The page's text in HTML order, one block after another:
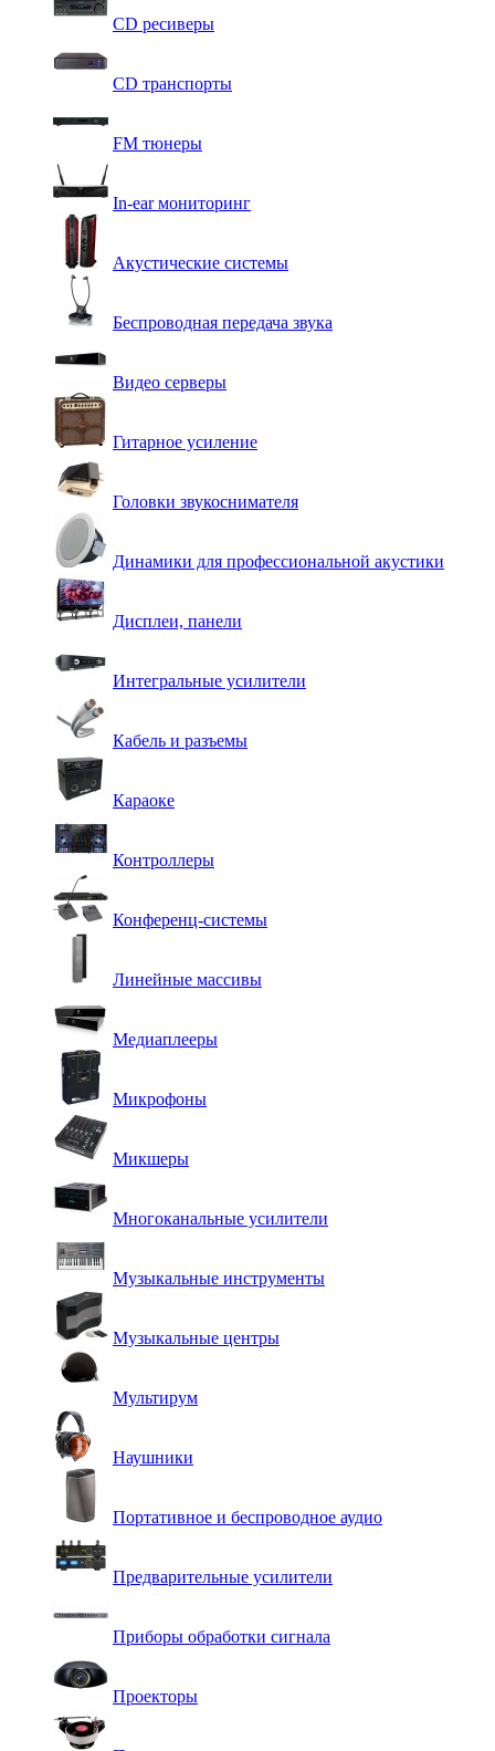
CD ресиверы
CD транспорты
FM тюнеры
In-ear мониторинг
Акустические системы
Беспроводная передача звука
Видео серверы
Гитарное усиление
Головки звукоснимателя
Динамики для профессиональной акустики
Дисплеи, панели
Интегральные усилители
Кабель и разъемы
Караоке
Контроллеры
Конференц-системы
Линейные массивы
Медиаплееры
Микрофоны
Микшеры
Многоканальные усилители
Музыкальные инструменты
Музыкальные центры
Мультирум
Наушники
Портативное и беспроводное аудио
Предварительные усилители
Приборы обработки сигнала
Проекторы